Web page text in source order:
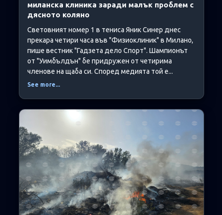
миланска клиника заради малък проблем с
дясното коляно
Световният номер 1 в тениса Яник Синер днес
прекара четири часа във "Физиоклиник" в Милано,
пише вестник "Гадзета дело Спорт". Шампионът
от "Уимбълдън" бе придружен от четирима
членове на щаба си. Според медията той е...
See more...